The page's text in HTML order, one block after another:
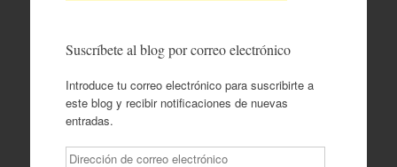
Suscríbete al blog por correo electrónico
Introduce tu correo electrónico para suscribirte a
este blog y recibir notificaciones de nuevas
entradas.
Dirección